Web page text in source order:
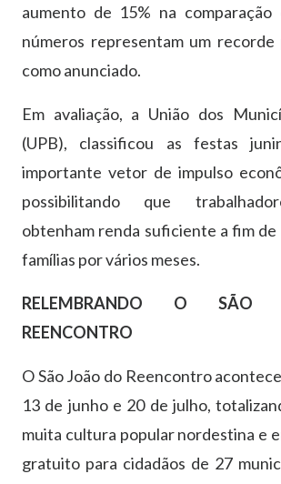
aumento de 15% na comparação
números representam um recorde
como anunciado.
Em avaliação, a União dos
(UPB), classificou as festas
importante vetor de impulso
possibilitando que
obtenham renda suficiente a fim de
famílias por vários meses.
RELEMBRANDO O
REENCONTRO
O São João do Reencontro
13 de junho e 20 de julho,
muita cultura popular nordestina e
gratuito para cidadãos de 27